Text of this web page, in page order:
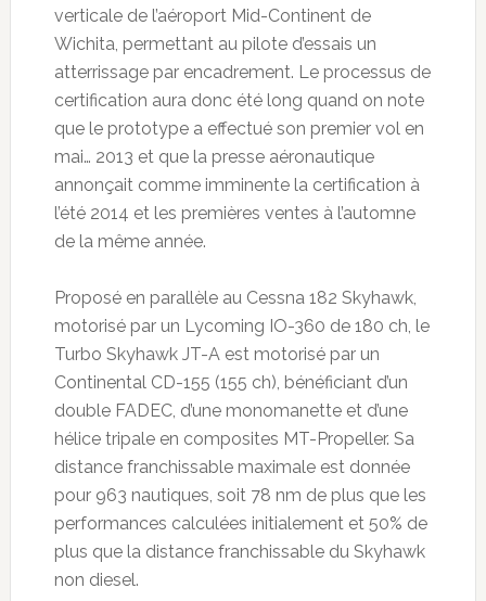
verticale de l’aéroport Mid-Continent de
Wichita, permettant au pilote d’essais un
atterrissage par encadrement. Le processus de
certification aura donc été long quand on note
que le prototype a effectué son premier vol en
mai… 2013 et que la presse aéronautique
annonçait comme imminente la certification à
l’été 2014 et les premières ventes à l’automne
de la même année.
Proposé en parallèle au Cessna 182 Skyhawk,
motorisé par un Lycoming IO-360 de 180 ch, le
Turbo Skyhawk JT-A est motorisé par un
Continental CD-155 (155 ch), bénéficiant d’un
double FADEC, d’une monomanette et d’une
hélice tripale en composites MT-Propeller. Sa
distance franchissable maximale est donnée
pour 963 nautiques, soit 78 nm de plus que les
performances calculées initialement et 50% de
plus que la distance franchissable du Skyhawk
non diesel.